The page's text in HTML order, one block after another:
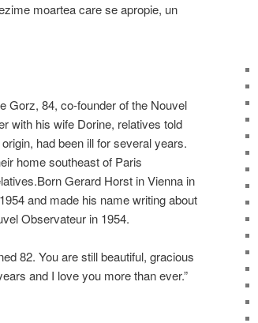
moartea care se apropie, un
Gorz, 84, co-founder of the Nouvel
with his wife Dorine, relatives told
had been ill for several years.
home southeast of Paris
Gerard Horst in Vienna in
and made his name writing about
Observateur in 1954.
82. You are still beautiful, gracious
and I love you more than ever.”